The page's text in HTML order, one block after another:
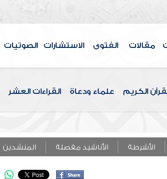
مقالات الفتوى الاستشارات الصوتيات
الكريم علماء ودعاة القراءات العشر
الأشرطة الأناشيد مفصلة المنشدين